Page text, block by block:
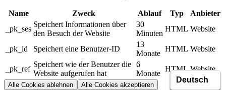
Name Zweck Ablauf Typ
Anbieter
_pk_ses
Speichert Informationen über
den Besuch der Website
30
Minuten
HTML Website
_pk_id Speichert eine Benutzer-ID
13
Monate
HTML Website
_pk_ref
Speichert wie der Benutzer die
Website aufgerufen hat
6
Monate
HTML Website
Alle Cookies ablehnen Alle Cookies akzeptieren